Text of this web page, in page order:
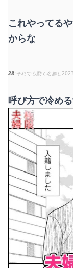
これやってる
からな
28 それでも動く名無し
呼び方で冷め